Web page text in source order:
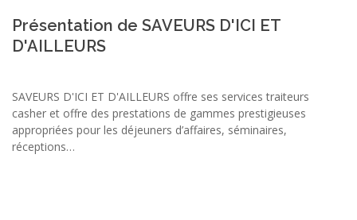
Présentation de SAVEURS D'ICI ET
D'AILLEURS
SAVEURS D'ICI ET D'AILLEURS offre ses services traiteurs
casher et offre des prestations de gammes prestigieuses
appropriées pour les déjeuners d’affaires, séminaires,
réceptions…